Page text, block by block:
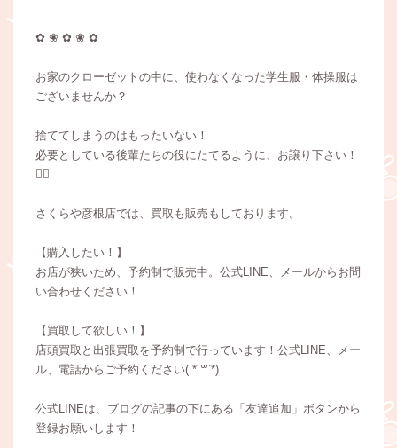
✿ ❀ ✿ ❀ ✿
お家のクローゼットの中に、使わなくなった学生服・体操服は
ございませんか？
捨ててしまうのはもったいない！
必要としている後輩たちの役にたてるように、お譲り下さい！
🙇‍♀️
さくらや彦根店では、買取も販売もしております。
【購入したい！】
お店が狭いため、予約制で販売中。公式LINE、メールからお問
い合わせください！
【買取して欲しい！】
店頭買取と出張買取を予約制で行っています！公式LINE、メー
ル、電話からご予約ください( *´꒳`*)
公式LINEは、ブログの記事の下にある「友達追加」ボタンから
登録お願いします！